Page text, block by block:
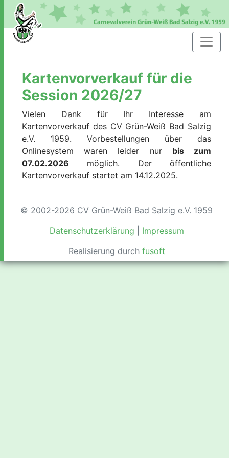
Kartenvorverkauf für die
Session 2026/27
Vielen Dank für Ihr Interesse am
Kartenvorverkauf des CV Grün-Weiß Bad Salzig
e.V. 1959. Vorbestellungen über das
Onlinesystem waren leider nur bis zum
07.02.2026 möglich. Der öffentliche
Kartenvorverkauf startet am 14.12.2025.
© 2002-2026 CV Grün-Weiß Bad Salzig e.V. 1959
Datenschutzerklärung
Impressum
Realisierung durch fusoft